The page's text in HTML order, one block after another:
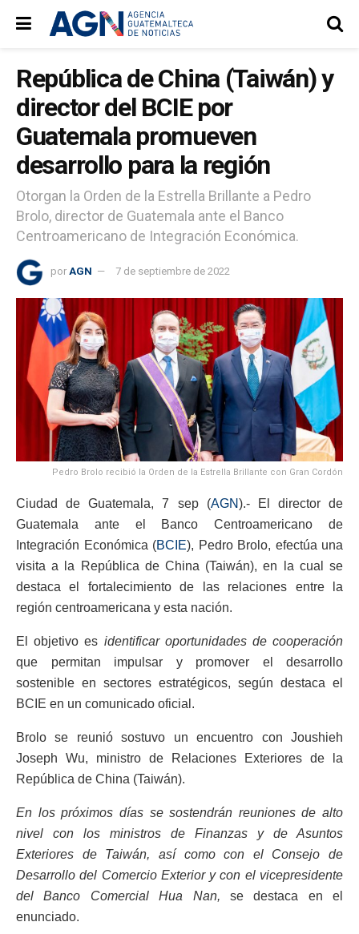
República de China (Taiwán) y
director del BCIE por
Guatemala promueven
desarrollo para la región
Otorgan la Orden de la Estrella Brillante a Pedro
Brolo, director de Guatemala ante el Banco
Centroamericano de Integración Económica.
por AGN 7 de septiembre de 2022
Pedro Brolo recibió la Orden de la Estrella Brillante con Gran Cordón
Ciudad de Guatemala, 7 sep (AGN).- El director de
Guatemala ante el Banco Centroamericano de
Integración Económica (BCIE), Pedro Brolo, efectúa una
visita a la República de China (Taiwán), en la cual se
destaca el fortalecimiento de las relaciones entre la
región centroamericana y esta nación.
El objetivo es identificar oportunidades de cooperación
que permitan impulsar y promover el desarrollo
sostenible en sectores estratégicos, según destaca el
BCIE en un comunicado oficial.
Brolo se reunió sostuvo un encuentro con Joushieh
Joseph Wu, ministro de Relaciones Exteriores de la
República de China (Taiwán).
En los próximos días se sostendrán reuniones de alto
nivel con los ministros de Finanzas y de Asuntos
Exteriores de Taiwán, así como con el Consejo de
Desarrollo del Comercio Exterior y con el vicepresidente
del Banco Comercial Hua Nan, se destaca en el
enunciado.